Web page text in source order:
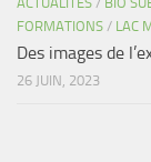
FORMATIONS / LAC
Des images de
26 JUIN, 2023